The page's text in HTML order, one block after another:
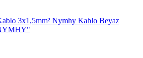
3x1,5mm² Nymhy Kablo Beyaz